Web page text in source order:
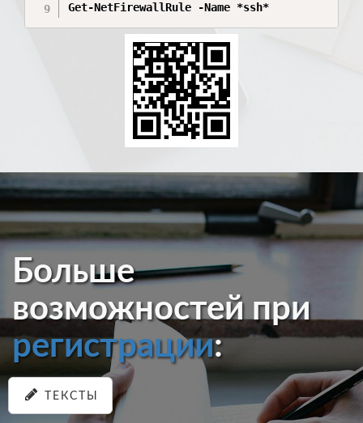
Get-NetFirewallRule -Name *ssh*
Больше
возможностей при
регистрации:
ТЕКСТЫ